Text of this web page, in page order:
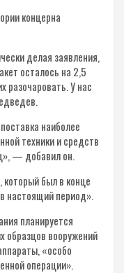
концерна
делая заявления,
осталось на 2,5
разочаровать. У нас
наиболее
техники и средств
— добавил он.
был в конце
настоящий период».
планируется
образцов вооружений
«особо
операции».